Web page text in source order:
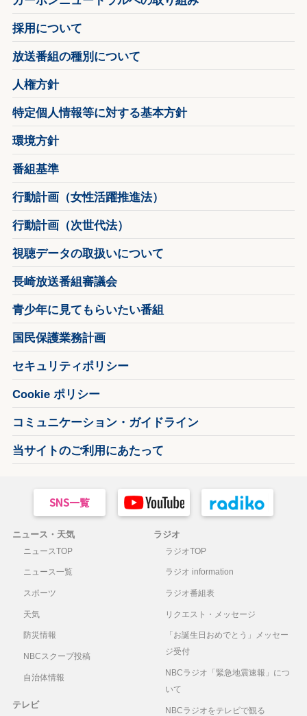
採用について
放送番組の種別について
人権方針
特定個人情報等に対する基本方針
環境方針
番組基準
行動計画（女性活躍推進法）
行動計画（次世代法）
視聴データの取扱いについて
長崎放送番組審議会
青少年に見てもらいたい番組
国民保護業務計画
セキュリティポリシー
Cookie ポリシー
コミュニケーション・ガイドライン
当サイトのご利用にあたって
ニュース・天気
ニュースTOP
ニュース一覧
スポーツ
天気
防災情報
NBCスクープ投稿
自治体情報
テレビ
ラジオ
ラジオTOP
ラジオ information
ラジオ番組表
リクエスト・メッセージ
「お誕生日おめでとう」メッセー
ジ受付
NBCラジオ「緊急地震速報」につ
いて
NBCラジオをテレビで観る